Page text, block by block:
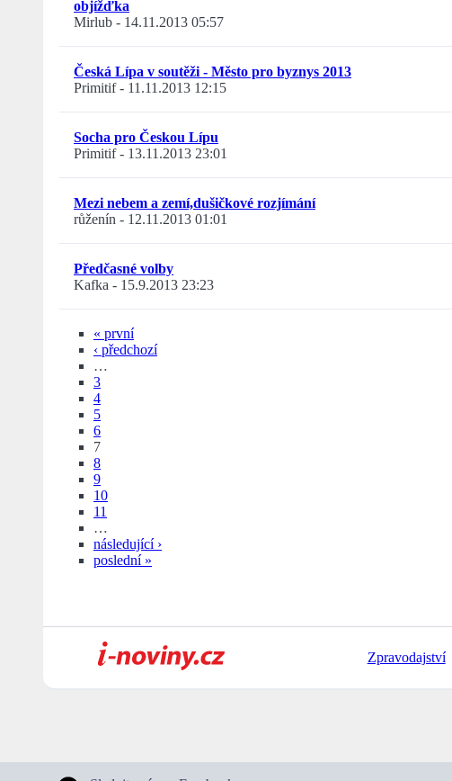
objížďka
Mirlub - 14.11.2013 05:57
Česká Lípa v soutěži - Město pro byznys 2013
Primitif- 11.11.2013 12:15
Socha pro Českou Lípu
Primitif- 13.11.2013 23:01
Mezi nebem a zemí,dušičkové rozjímání
růženín - 12.11.2013 01:01
Předčasné volby
Kafka - 15.9.2013 23:23
« první
‹ předchozí
…
3
4
5
6
7
8
9
10
11
…
následující ›
poslední »
Zpravodajství